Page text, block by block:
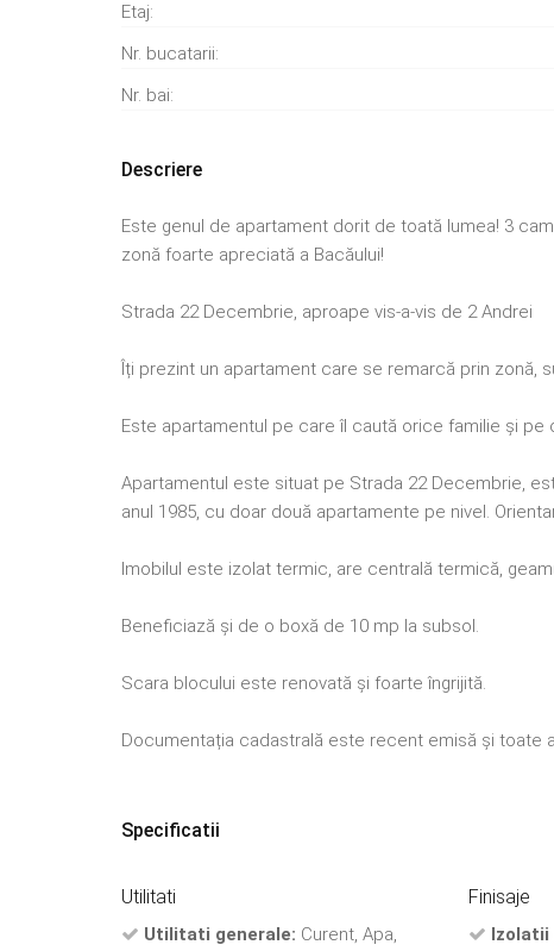
Etaj:
Nr. bucatarii:
Nr. bai:
Descriere
Este genul de apartament dorit de toată lumea! 3
zonă foarte apreciată a Bacăului!
Strada 22 Decembrie, aproape vis-a-vis de 2 Andrei
Îți prezint un apartament care se remarcă prin zonă,
Este apartamentul pe care îl caută orice familie și pe
Apartamentul este situat pe Strada 22 Decembrie,
anul 1985, cu doar două apartamente pe nivel.
Imobilul este izolat termic, are centrală termică,
Beneficiază și de o boxă de 10 mp la subsol.
Scara blocului este renovată și foarte îngrijită.
Documentația cadastrală este recent emisă și toate
Specificatii
Utilitati
Utilitati generale: Curent, Apa,
Finisaje
Izolatii